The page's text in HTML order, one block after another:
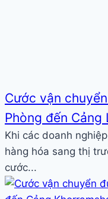
Cước vận
Phòng đến Cảng
Khi các doanh
hàng hóa sang thị
cước...